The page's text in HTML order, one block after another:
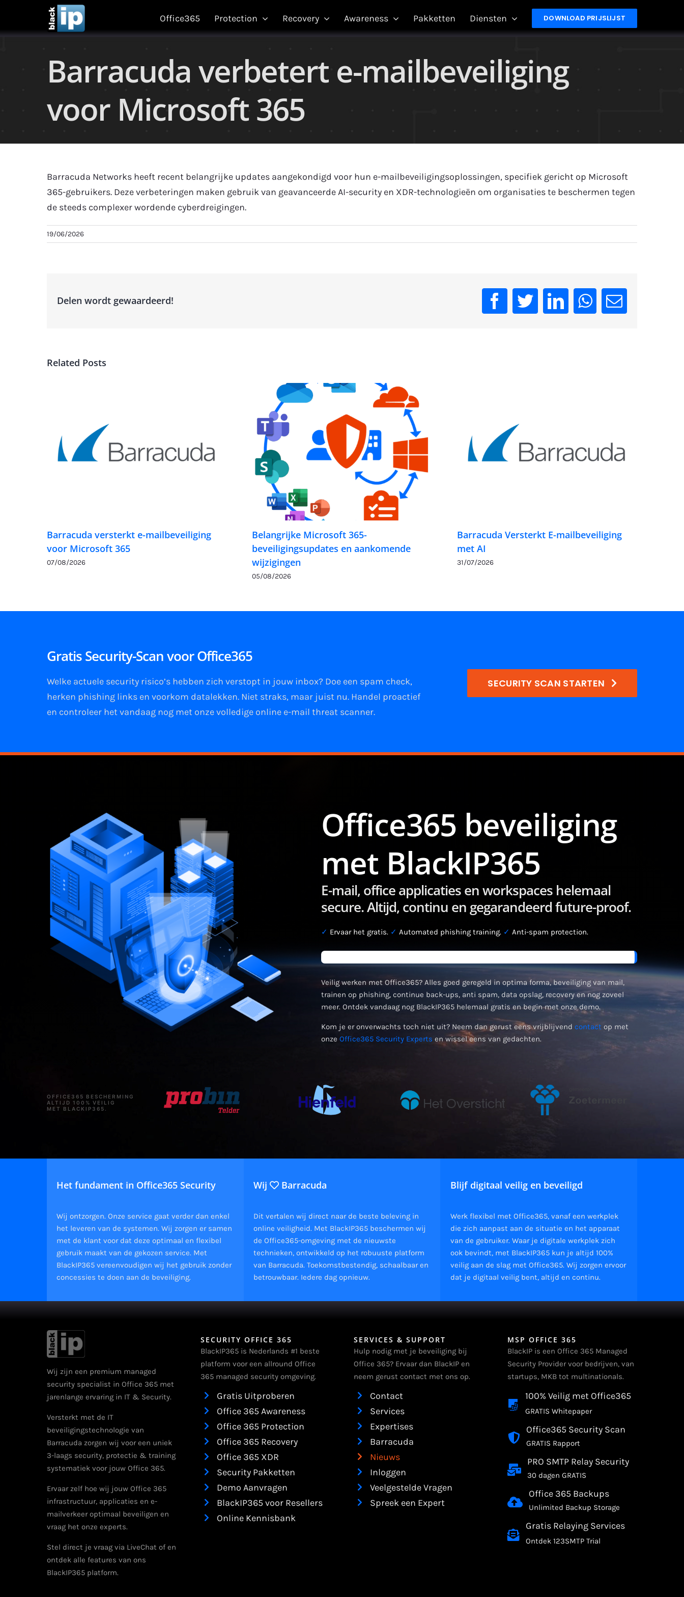
Office365 Protection Recovery Awareness Pakketten Diensten DOWNLOAD PRIJSLIJST
Barracuda verbetert e-mailbeveiliging
voor Microsoft 365
Barracuda Networks heeft recent belangrijke updates aangekondigd voor hun e-mailbeveiligingsoplossingen, specifiek gericht op Microsoft
365-gebruikers. Deze verbeteringen maken gebruik van geavanceerde AI-security en XDR-technologieën om organisaties te beschermen tegen
de steeds complexer wordende cyberdreigingen.
19/06/2026
Delen wordt gewaardeerd! Facebook
TwitterLinkedInWhatsApp
Email
Related Posts
Barracuda versterkt e-mailbeveiliging
voor Microsoft 365
07/08/2026
Belangrijke Microsoft 365-
beveiligingsupdates en aankomende
wijzigingen
05/08/2026
Barracuda Versterkt E-mailbeveiliging
met AI
31/07/2026
Gratis Security-Scan voor Office365
Welke actuele security risico’s hebben zich verstopt in jouw inbox? Doe een spam check,
herken phishing linksen voorkom datalekken. Niet straks, maar juist nu. Handel proactief
en controleer het vandaag nog met onze volledige online e-mail threat scanner.
SECURITY SCAN STARTEN
Office365 beveiliging
met BlackIP365
E-mail, office applicaties en workspaces helemaal
secure. Altijd, continu en gegarandeerd future-proof.
✓ Ervaar het gratis. ✓ Automated phishing training. ✓ Anti-spam protection.
Veilig werken met Office365? Alles goed geregeld in optima forma, beveiliging van mail,
trainen op phishing, continue back-ups, anti spam, data opslag, recovery en nog zoveel
meer. Ontdek vandaag nog BlackIP365 helemaal gratis en begin met onze demo.
Kom je er onverwachts toch niet uit? Neem dan gerust eens vrijblijvend contact op met
onze Office365 Security Experts en wissel eens van gedachten.
OFFICE365 BESCHERMING
ALTIJD 100% VEILIG
MET BLACKIP365.
Het fundament in Office365 Security
Wij ontzorgen. Onze service gaat verder dan enkel
het leveren van de systemen. Wij zorgen er samen
met de klant voor dat deze optimaal en flexibel
gebruik maakt van de gekozen service. Met
BlackIP365 vereenvoudigen wij het gebruik zonder
concessies te doen aan de beveiliging.
Wij Barracuda
Dit vertalen wij direct naar de beste beleving in
online veiligheid. Met BlackIP365 beschermen wij
de Office365-omgeving met de nieuwste
technieken, ontwikkeld op het robuuste platform
van Barracuda. Toekomstbestendig, schaalbaar en
betrouwbaar. Iedere dag opnieuw.
Blijf digitaal veilig en beveiligd
Werk flexibel met Office365, vanaf een werkplek
die zich aanpast aan de situatie en het apparaat
van de gebruiker. Waar je digitale werkplek zich
ook bevindt, met BlackIP365 kun je altijd 100%
veilig aan de slag met Office365. Wij zorgen ervoor
dat je digitaal veilig bent, altijd en continu.
Wij zijn een premium managed
security specialist in Office 365 met
jarenlange ervaring in IT & Security.
Versterkt met de IT
beveiligingstechnologie van
Barracuda zorgen wij voor een uniek
3-laags security, protectie & training
systematiek voor jouw Office 365.
Ervaar zelf hoe wij jouw Office 365
infrastructuur, applicaties en e-
mailverkeer optimaal beveiligen en
vraag het onze experts.
Stel direct je vraag via LiveChat of en
ontdek alle features van ons
BlackIP365 platform.
SECURITY OFFICE 365
BlackIP365 is Nederlands #1 beste
platform voor een allround Office
365 managed security omgeving.
Gratis Uitproberen
Office 365 Awareness
Office 365 Protection
Office 365 Recovery
Office 365 XDR
Security Pakketten
Demo Aanvragen
BlackIP365 voor Resellers
Online Kennisbank
SERVICES & SUPPORT
Hulp nodig met je beveiliging bij
Office 365? Ervaar dan BlackIP en
neem gerust contact met ons op.
Contact
Services
Expertises
Barracuda
Nieuws
Inloggen
Veelgestelde Vragen
Spreek een Expert
MSP OFFICE 365
BlackIP is een Office 365 Managed
Security Provider voor bedrijven, van
startups, MKB tot multinationals.
100% Veilig met Office365
GRATIS Whitepaper
Office365 Security Scan
GRATIS Rapport
PRO SMTP Relay Security
30 dagen GRATIS
Office 365 Backups
Unlimited Backup Storage
Gratis Relaying Services
Ontdek 123SMTP Trial